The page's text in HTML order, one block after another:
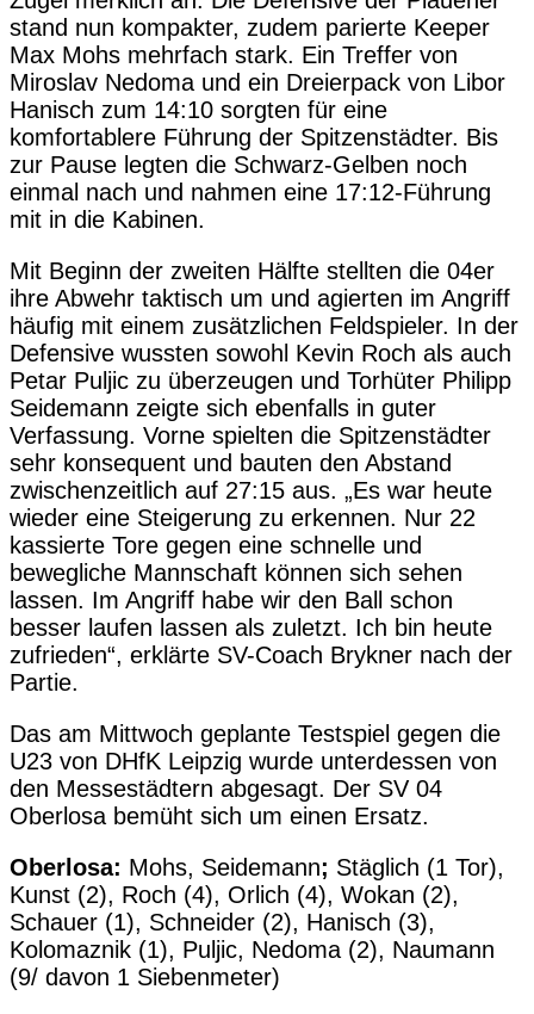
stand nun kompakter, zudem parierte Keeper
Max Mohs mehrfach stark. Ein Treffer von
Miroslav Nedoma und ein Dreierpack von Libor
Hanisch zum 14:10 sorgten für eine
komfortablere Führung der Spitzenstädter. Bis
zur Pause legten die Schwarz-Gelben noch
einmal nach und nahmen eine 17:12-Führung
mit in die Kabinen.
Mit Beginn der zweiten Hälfte stellten die 04er
ihre Abwehr taktisch um und agierten im Angriff
häufig mit einem zusätzlichen Feldspieler. In der
Defensive wussten sowohl Kevin Roch als auch
Petar Puljic zu überzeugen und Torhüter Philipp
Seidemann zeigte sich ebenfalls in guter
Verfassung. Vorne spielten die Spitzenstädter
sehr konsequent und bauten den Abstand
zwischenzeitlich auf 27:15 aus. „Es war heute
wieder eine Steigerung zu erkennen. Nur 22
kassierte Tore gegen eine schnelle und
bewegliche Mannschaft können sich sehen
lassen. Im Angriff habe wir den Ball schon
besser laufen lassen als zuletzt. Ich bin heute
zufrieden“, erklärte SV-Coach Brykner nach der
Partie.
Das am Mittwoch geplante Testspiel gegen die
U23 von DHfK Leipzig wurde unterdessen von
den Messestädtern abgesagt. Der SV 04
Oberlosa bemüht sich um einen Ersatz.
Oberlosa: Mohs, Seidemann; Stäglich (1 Tor),
Kunst (2), Roch (4), Orlich (4), Wokan (2),
Schauer (1), Schneider (2), Hanisch (3),
Kolomaznik (1), Puljic, Nedoma (2), Naumann
(9/ davon 1 Siebenmeter)